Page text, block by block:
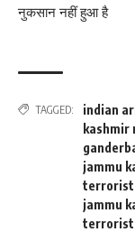
नुकसान नहीं हुआ है
TAGGED: indian
kashmir
jammu
jammu